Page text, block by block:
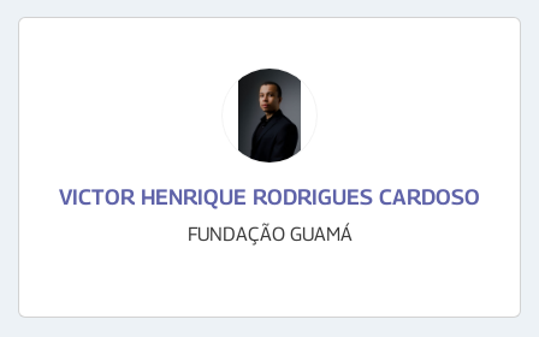
VICTOR HENRIQUE RODRIGUES CARDOSO
FUNDAÇÃO GUAMÁ